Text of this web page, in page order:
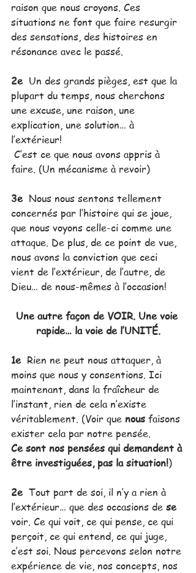
raison que nous croyons. Ces
situations ne font que faire resurgir
des sensations, des histoires en
résonance avec le passé.
2e
  Un des grands pièges, est que la
plupart du temps, nous cherchons
une excuse, une raison, une
explication, une solution… à
l’extérieur!
faire. (Un mécanisme à revoir)
3e
  Nous nous sentons tellement
concernés par l’histoire qui se joue,
que nous voyons celle-ci comme une
attaque. De plus, de ce point de vue,
nous avons la conviction que ceci
vient de l’extérieur, de l’autre, de
Dieu… de nous-mêmes à l’occasion!
Une autre façon de VOIR. Une voie
rapide… la voie de l’UNITÉ.
1e Rien ne peut nous attaquer, à
moins que nous y consentions. Ici
maintenant, dans la fraîcheur de
l’instant, rien de cela n’existe
véritablement. (Voir que nous faisons
exister cela par notre pensée.
Ce sont nos pensées qui demandent à
être investiguées, pas la situation!)
2e Tout part de soi, il n’y a rien à
l’extérieur… que des occasions de se
voir. Ce qui voit, ce qui pense, ce qui
perçoit, ce qui entend, ce qui juge,
c’est soi. Nous percevons selon notre
expérience de vie, nos concepts, nos